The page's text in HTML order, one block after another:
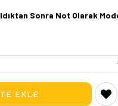
Sonra Not Olarak